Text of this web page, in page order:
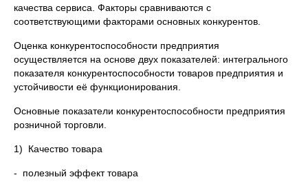
качества сервиса. Факторы сравниваются с
соответствующими факторами основных конкурентов.
Оценка конкурентоспособности предприятия
осуществляется на основе двух показателей: интегрального
показателя конкурентоспособности товаров предприятия и
устойчивости её функционирования.
Основные показатели конкурентоспособности предприятия
розничной торговли.
1) Качество товара
- полезный эффект товара